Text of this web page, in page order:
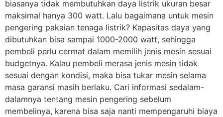
biasanya tidak membutuhkan daya listrik ukuran besar
maksimal hanya 300 watt. Lalu bagaimana untuk mesin
pengering pakaian tenaga listrik? Kapasitas daya yang
dibutuhkan bisa sampai 1000-2000 watt, sehingga
pembeli perlu cermat dalam memilih jenis mesin sesuai
budgetnya. Kalau pembeli merasa jenis mesin tidak
sesuai dengan kondisi, maka bisa tukar mesin selama
masa garansi masih berlaku. Cari informasi sedalam-
dalamnya tentang mesin pengering sebelum
membelinya, karena bisa saja nanti mempengaruhi biaya